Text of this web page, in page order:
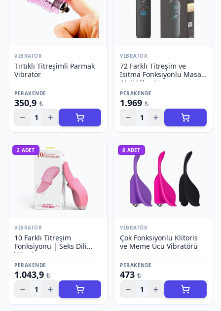
VIBRATÖR
Tırtıklı Titreşimli Parmak
Vibratör
PERAKENDE
350,9 ₺
1
VIBRATÖR
72 Farklı Titreşim ve
Isıtma Fonksiyonlu Masaj
Aleti Vibratör
PERAKENDE
1.969 ₺
1
2 ADET
VIBRATÖR
10 Farklı Titreşim
Fonksiyonu | Seks Dili
Vibratörü
PERAKENDE
1.043,9 ₺
1
8 ADET
VIBRATÖR
Çok Fonksiyonlu Klitoris
ve Meme Ucu Vibratörü
PERAKENDE
473 ₺
1